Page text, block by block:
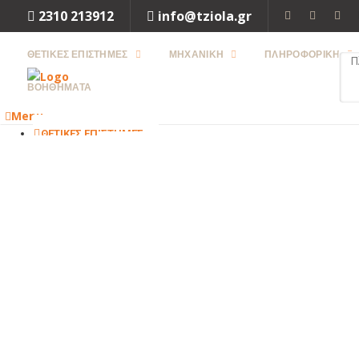
info@tziola.gr
2310 213912
ΘΕΤΙΚΕΣ ΕΠΙΣΤΗΜΕΣ ΜΗΧΑΝΙΚΗ ΠΛΗΡΟΦΟΡΙΚΗ
ΒΟΗΘΗΜΑΤΑ
Menu
ΘΕΤΙΚΕΣ ΕΠΙΣΤΗΜΕΣ